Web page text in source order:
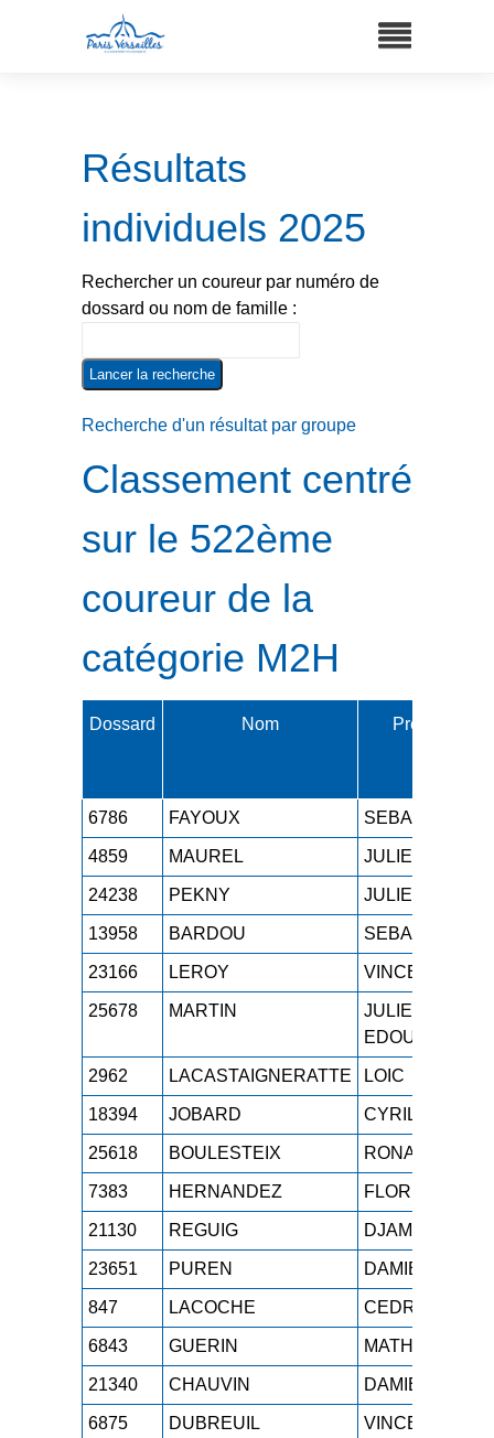
Résultats
individuels 2025
Rechercher un coureur par numéro de
dossard ou nom de famille :
Recherche d'un résultat par groupe
Classement centré
sur le 522ème
coureur de la
catégorie M2H
Dossard Nom Prénom
6786 FAYOUX SEBASTIEN
4859 MAUREL JULIEN
24238 PEKNY JULIEN
13958 BARDOU SEBASTIEN
23166 LEROY VINCENT
25678 MARTIN
JULIEN
EDOUARD
2962 LACASTAIGNERATTE LOIC
18394 JOBARD CYRIL
25618 BOULESTEIX RONAN
7383 HERNANDEZ FLOREAL
21130 REGUIG DJAMEL
23651 PUREN DAMIEN
847 LACOCHE CEDRIC
6843 GUERIN MATHIEU
21340 CHAUVIN DAMIEN
6875 DUBREUIL VINCENT